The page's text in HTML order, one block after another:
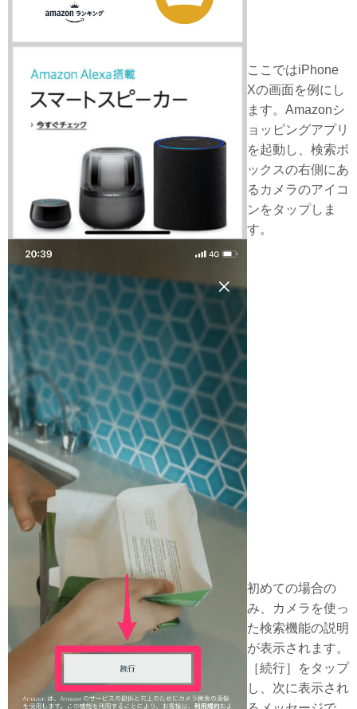
ここではiPhone
Xの画面を例にし
ます。Amazonシ
ョッピングアプリ
を起動し、検索ボ
ックスの右側にあ
るカメラのアイコ
ンをタップしま
す。
初めての場合の
み、カメラを使っ
た検索機能の説明
が表示されます。
［続行］をタップ
し、次に表示され